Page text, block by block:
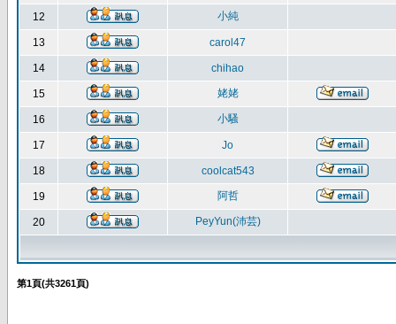
12 小純
13 carol47
14 chihao
15 姥姥
16 小騷
17 Jo
18 coolcat543
19 阿哲
20 PeyYun(沛芸)
第1頁(共3261頁)